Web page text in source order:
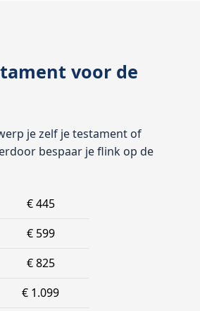
voor de
je zelf je testament of
bespaar je flink op de
€ 445
€ 599
€ 825
€ 1.099